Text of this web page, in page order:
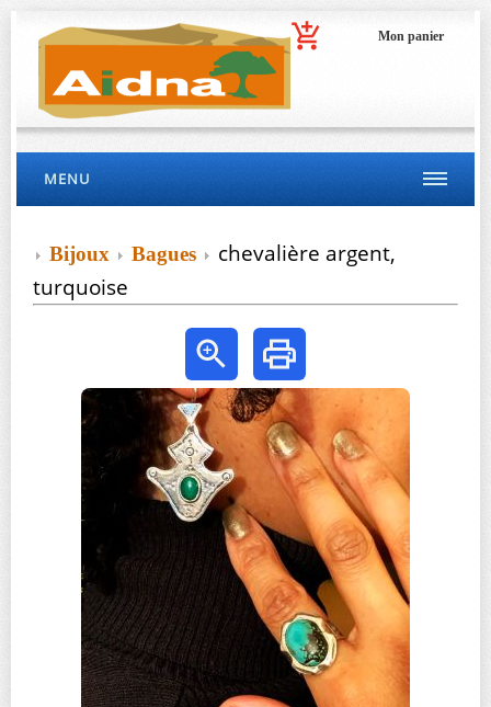
Mon panier
MENU
Bijoux Bagues
chevalière argent,
turquoise